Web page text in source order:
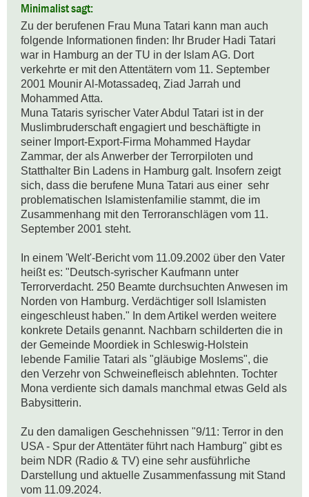
Minimalist sagt:
Zu der berufenen Frau Muna Tatari kann man auch
folgende Informationen finden: Ihr Bruder Hadi Tatari
war in Hamburg an der TU in der Islam AG. Dort
verkehrte er mit den Attentätern vom 11. September
2001 Mounir Al-Motassadeq, Ziad Jarrah und
Mohammed Atta.
Muna Tataris syrischer Vater Abdul Tatari ist in der
Muslimbruderschaft engagiert und beschäftigte in
seiner Import-Export-Firma Mohammed Haydar
Zammar, der als Anwerber der Terrorpiloten und
Statthalter Bin Ladens in Hamburg galt. Insofern zeigt
sich, dass die berufene Muna Tatari aus einer  sehr
problematischen Islamistenfamilie stammt, die im
Zusammenhang mit den Terroranschlägen vom 11.
September 2001 steht.
In einem 'Welt'-Bericht vom 11.09.2002 über den Vater
heißt es: "Deutsch-syrischer Kaufmann unter
Terrorverdacht. 250 Beamte durchsuchten Anwesen im
Norden von Hamburg. Verdächtiger soll Islamisten
eingeschleust haben." In dem Artikel werden weitere
konkrete Details genannt. Nachbarn schilderten die in
der Gemeinde Moordiek in Schleswig-Holstein
lebende Familie Tatari als "gläubige Moslems", die
den Verzehr von Schweinefleisch ablehnten. Tochter
Mona verdiente sich damals manchmal etwas Geld als
Babysitterin.
Zu den damaligen Geschehnissen "9/11: Terror in den
USA - Spur der Attentäter führt nach Hamburg" gibt es
beim NDR (Radio & TV) eine sehr ausführliche
Darstellung und aktuelle Zusammenfassung mit Stand
vom 11.09.2024.